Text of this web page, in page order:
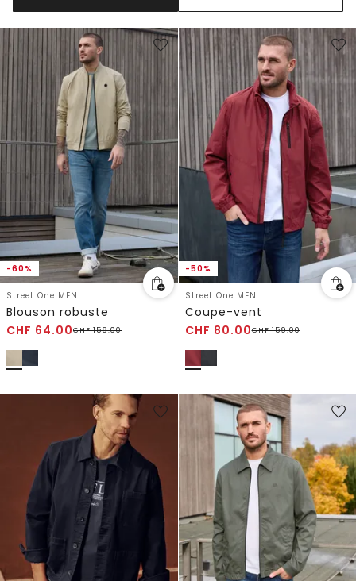
-60%
Street One MEN
Blouson robuste
CHF 64.00CHF159.00
-50%
Street One MEN
Coupe-vent
CHF 80.00CHF159.00